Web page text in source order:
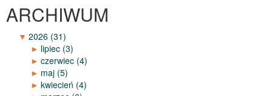
ARCHIWUM
▼ 2026 (31)
► lipiec (3)
► czerwiec (4)
► maj (5)
► kwiecień (4)